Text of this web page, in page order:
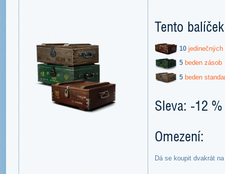
Tento
10 jedinečných
5 beden zásob
5 beden
Sleva: -12 %
Omezení:
Dá se koupit dvakrát